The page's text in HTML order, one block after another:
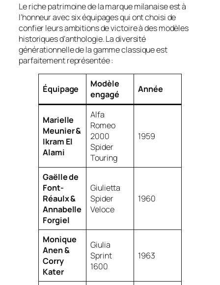
Le riche patrimoine de la marque milanaise est à
l’honneur avec six équipages qui ont choisi de
confier leurs ambitions de victoire à des modèles
historiques d’anthologie. La diversité
générationnelle de la gamme classique est
parfaitement représentée :
Équipage
Modèle
engagé
Année
Marielle
Meunier &
Ikram El
Alami
Alfa
Romeo
2000
Spider
Touring
1959
Gaëlle de
Font-
Réaulx &
Annabelle
Forgiel
Giulietta
Spider
Veloce
1960
Monique
Anen &
Corry
Kater
Giulia
Sprint
1600
1963